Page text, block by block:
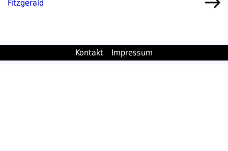
Fitzgerald
Kontakt Impressum